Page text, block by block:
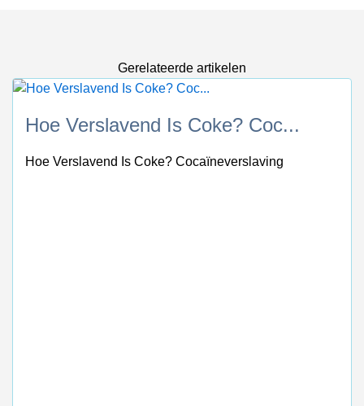
Gerelateerde artikelen
Hoe Verslavend Is Coke? Coc...
Hoe Verslavend Is Coke? Cocaïneverslaving